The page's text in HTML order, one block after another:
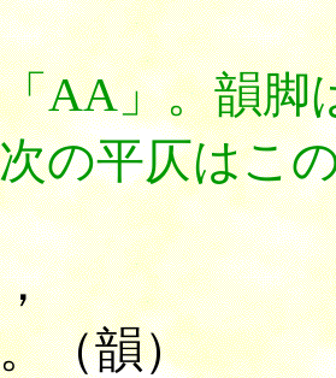
AA」。韻脚
の平仄はこ
（韻）